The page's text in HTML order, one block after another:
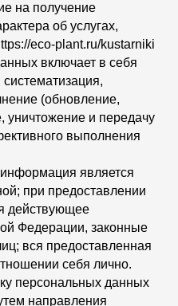
на получение
об услугах,
eco-plant.ru/kustarniki
включает в себя
(обновление,
уничтожение и передачу
выполнения
является
при предоставлении
действующее
Федерации, законные
вся предоставленная
себя лично.
персональных данных
направления